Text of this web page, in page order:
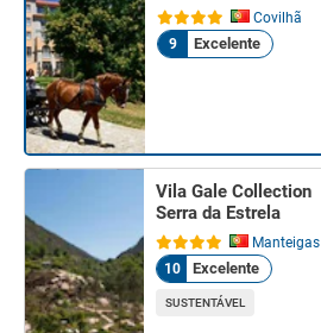
Covilhã
9
Excelente
Vila Gale Collection
Serra da Estrela
Manteigas
10
Excelente
SUSTENTÁVEL